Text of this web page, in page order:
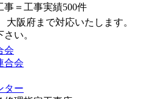
＝工事実績500件
阪府まで対応いたします。
い。
会
合会
ター